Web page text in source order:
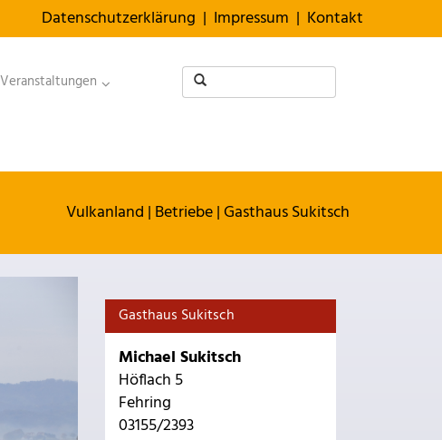
Datenschutzerklärung | Impressum | Kontakt
Veranstaltungen
Vulkanland | Betriebe|Gasthaus Sukitsch
Gasthaus Sukitsch
Michael Sukitsch
Höflach 5
Fehring
03155/2393